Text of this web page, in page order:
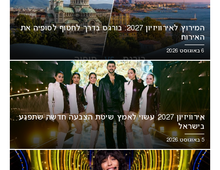
המירוץ לאירוויזיון 2027: בורגס בדרך לחטוף לסופיה את
האירוח
6 באוגוסט 2026
אירוויזיון 2027 עשוי לאמץ שיטת הצבעה חדשה שתפגע
בישראל
5 באוגוסט 2026